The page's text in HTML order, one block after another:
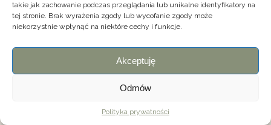
takie jak zachowanie podczas przeglądania lub unikalne identyfikatory na
tej stronie. Brak wyrażenia zgody lub wycofanie zgody może
niekorzystnie wpłynąć na niektóre cechy i funkcje.
Akceptuję
Odmów
Polityka prywatności